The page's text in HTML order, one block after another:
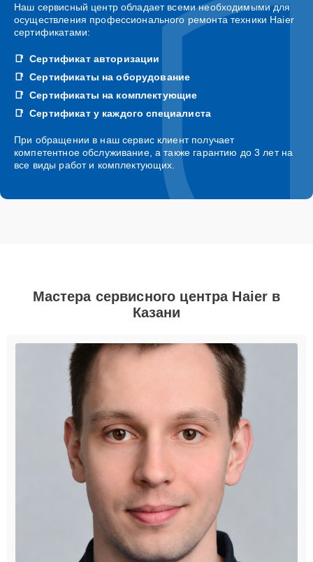
Наш сервисный центр обладает всеми необходимыми для
осуществления профессионального ремонта техники Haier
сертификатами:
Сертификат авторизации
Сертификаты на оборудование
Сертификаты на комплектующие
Сертификат у каждого специалиста
При обращении в наш сервис клиент получает
компетентное обслуживание, а также гарантию до 3 лет на
все виды работ и комплектующих.
Мастера сервисного центра Haier в
Казани